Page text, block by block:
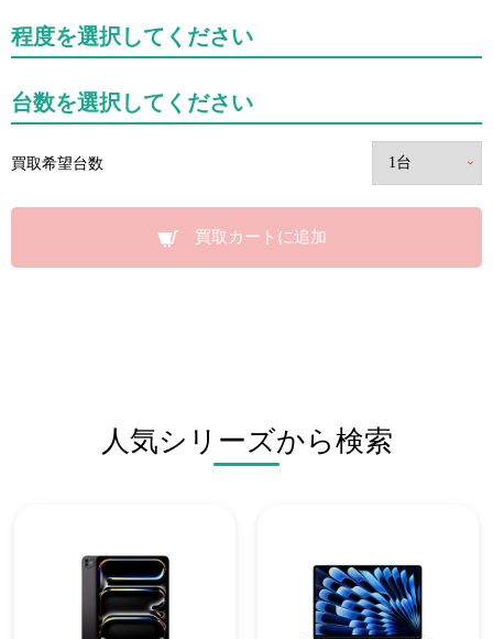
程度を選択してください
台数を選択してください
買取希望台数
買取カートに追加
人気シリーズから検索